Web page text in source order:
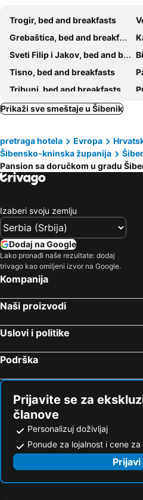
Trogir, bed and breakfasts
Grebaštica, bed and breakfasts
Sveti Filip i Jakov, bed and breakfasts
Tisno, bed and breakfasts
Tribunj, bed and breakfasts
Marina, bed and breakfasts
Benkovac, bed and breakfasts
Vrlika, bed and breakfasts
Biskupija, bed and breakfasts
Prikaži sve smeštaje u Šibenik
pretraga hotela Evropa
Šibensko-kninska županija
Pansion sa doručkom u gradu
Izaberi svoju zemlju
Dodaj na Google
Lako pronađi naše rezultate: dodaj
trivago kao omiljeni izvor na Google.
Kompanija
Naši proizvodi
Uslovi i politike
Podrška
Prijavite se za
članove
Personalizuj doživljaj
Ponude za lojalnost i cene
Prijavi